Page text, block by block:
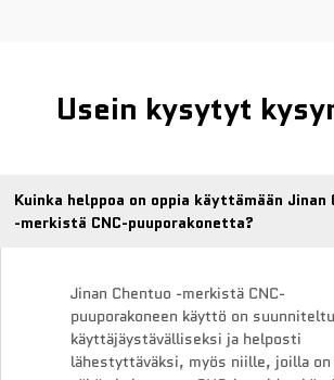
Usein kysytyt
Kuinka helppoa on oppia käyttämään Jinan
-merkistä CNC-puuporakonetta?
Jinan Chentuo -merkistä CNC-
puuporakoneen käyttö on suunniteltu
käyttäjäystävälliseksi ja helposti
lähestyttäväksi, myös niille, joilla on